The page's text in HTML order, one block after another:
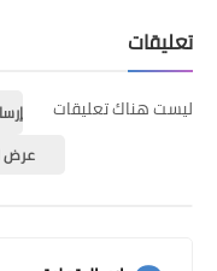
تعليقات
ليست هناك تعليقات
عرض